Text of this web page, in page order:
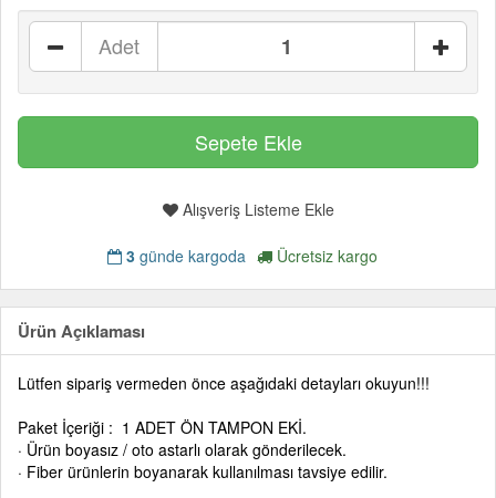
Adet
Alışveriş Listeme Ekle
3 günde kargoda Ücretsiz kargo
Ürün Açıklaması
Lütfen sipariş vermeden önce aşağıdaki detayları okuyun!!!
Paket İçeriği : 1 ADET ÖN TAMPON EKİ.
· Ürün boyasız / oto astarlı olarak gönderilecek.
· Fiber ürünlerin boyanarak kullanılması tavsiye edilir.